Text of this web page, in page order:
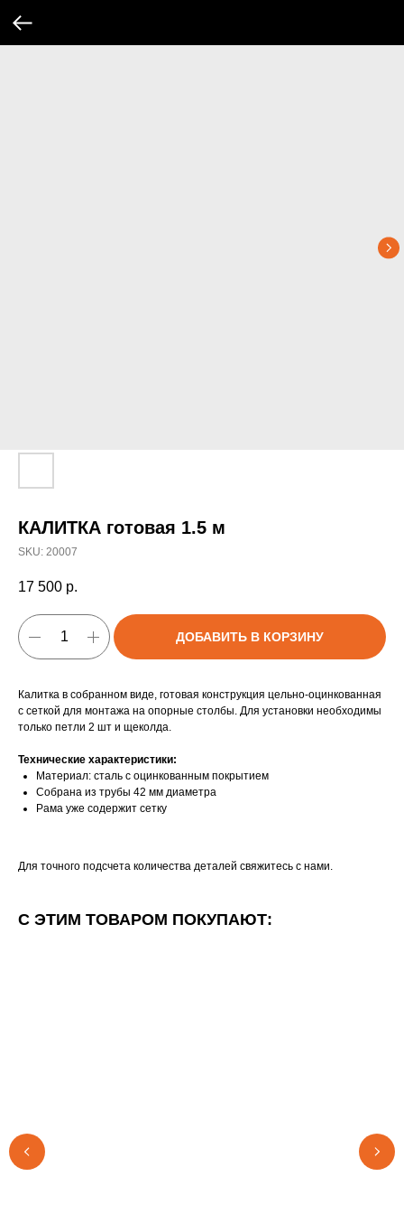
КАЛИТКА готовая 1.5 м
SKU: 20007
17 500 р.
ДОБАВИТЬ В КОРЗИНУ
Калитка в собранном виде, готовая конструкция цельно-оцинкованная
с сеткой для монтажа на опорные столбы. Для установки необходимы
только петли 2 шт и щеколда.
Технические характеристики:
Материал: сталь с оцинкованным покрытием
Собрана из трубы 42 мм диаметра
Рама уже содержит сетку
Для точного подсчета количества деталей свяжитесь с нами.
С ЭТИМ ТОВАРОМ ПОКУПАЮТ: